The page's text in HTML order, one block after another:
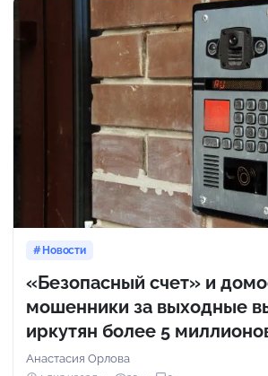
Новости
«Безопасный счет» и
мошенники за выходные
иркутян более 5
Анастасия Орлова